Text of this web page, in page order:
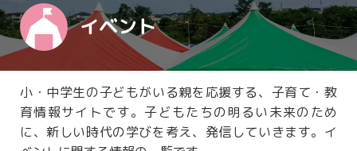
イベント
小・中学生の子どもがいる親を応援する、子育て・教
育情報サイトです。子どもたちの明るい未来のため
に、新しい時代の学びを考え、発信していきます。イ